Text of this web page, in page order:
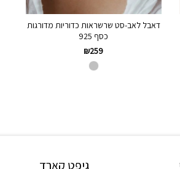
דאבל לאב-סט שרשראות כדוריות מדורגות
כסף 925
₪259
גיפט קארד